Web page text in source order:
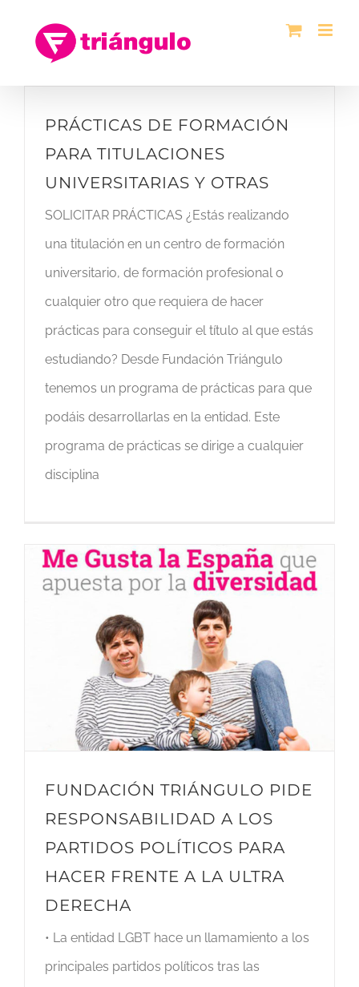
PRÁCTICAS DE FORMACIÓN
PARA TITULACIONES
UNIVERSITARIAS Y OTRAS
SOLICITAR PRÁCTICAS ¿Estás realizando
una titulación en un centro de formación
universitario, de formación profesional o
cualquier otro que requiera de hacer
prácticas para conseguir el título al que estás
estudiando? Desde Fundación Triángulo
tenemos un programa de prácticas para que
podáis desarrollarlas en la entidad. Este
programa de prácticas se dirige a cualquier
disciplina
FUNDACIÓN TRIÁNGULO PIDE
RESPONSABILIDAD A LOS
PARTIDOS POLÍTICOS PARA
HACER FRENTE A LA ULTRA
DERECHA
• La entidad LGBT hace un llamamiento a los
principales partidos políticos tras las